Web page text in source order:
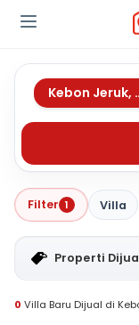
Kebon Jeruk,
Filter 1 Villa
Properti
0 Villa Baru Dijual di